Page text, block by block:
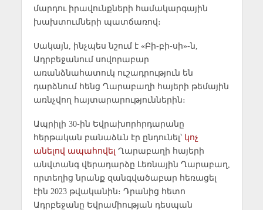
մարդու իրավունքների համակարգային
խախտումների պատճառով։
Սակայն, ինչպես նշում է «Բի-բի-սի»-ն,
Ադրբեջանում սովորաբար
առանձնահատուկ ուշադրություն են
դարձնում հենց Ղարաբաղի հայերի թեմային
առնչվող հայտարարություններին։
Ապրիլի 30-ին Եվրախորհրդարանը
հերթական բանաձևն էր ընդունել՝ կոչ
անելով ապահովել Ղարաբաղի հայերի
անվտանգ վերադարձը Լեռնային Ղարաբաղ,
որտեղից նրանք զանգվածաբար հեռացել
էին 2023 թվականին։ Դրանից հետո
Ադրբեջանը Եվրամիության դեսպան